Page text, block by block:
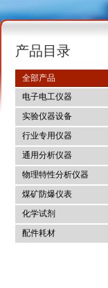
麦科仪（北京）科技有限公司
产品目录
全部产品
电子电工仪器
实验仪器设备
行业专用仪器
通用分析仪器
物理特性分析仪器
煤矿防爆仪表
化学试剂
配件耗材